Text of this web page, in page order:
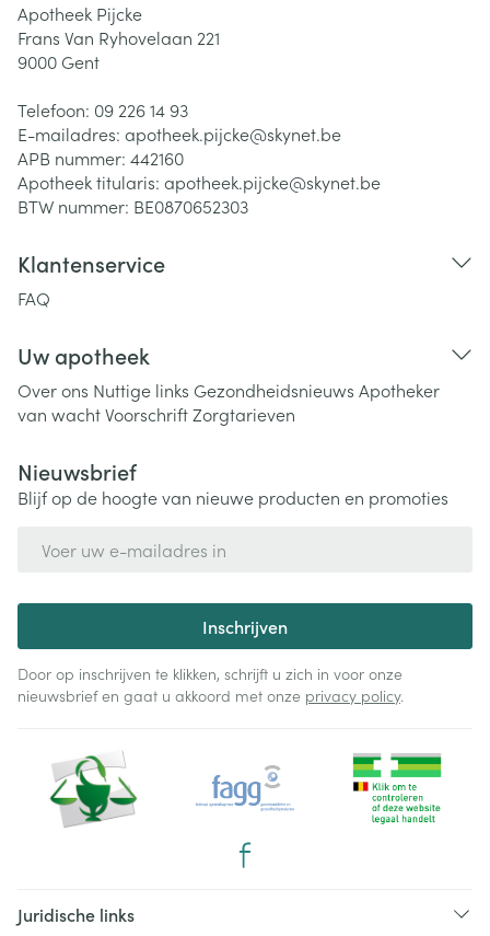
Apotheek Pijcke
Frans Van Ryhovelaan 221
9000 Gent
Telefoon: 09 226 14 93
E-mailadres: apotheek.pijcke@skynet.be
APB nummer: 442160
Apotheek titularis: apotheek.pijcke@skynet.be
BTW nummer: BE0870652303
Klantenservice
FAQ
Uw apotheek
Over ons Nuttige links Gezondheidsnieuws Apotheker
van wachtVoorschriftZorgtarieven
Nieuwsbrief
Blijf op de hoogte van nieuwe producten en promoties
Inschrijven
Door op inschrijven te klikken, schrijft u zich in voor onze
nieuwsbrief en gaat u akkoord met onze privacy policy.
Juridische links